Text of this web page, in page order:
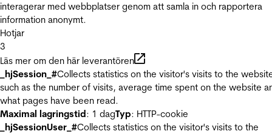
interagerar med webbplatser genom att samla in och rapportera
information anonymt.
Hotjar
3
Läs mer om den här leverantören
_hjSession_#Collects statistics on the visitor's visits to the
such as the number of visits, average time spent on the website
what pages have been read.
Maximal lagringstid: 1 dagTyp: HTTP-cookie
_hjSessionUser_#Collects statistics on the visitor's visits to the